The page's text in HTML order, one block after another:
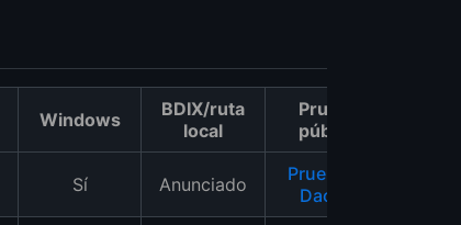
Windows
BDIX/ruta
local
Prueba
pública
Sí Anunciado
Prueba de
Daca